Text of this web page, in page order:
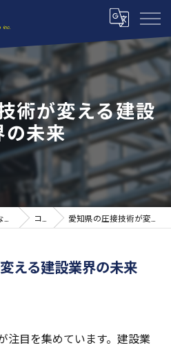
術が変える建設
の未来
コラム 愛知県の圧接技術が変える建設業界の未来
える建設業界の未来
注目を集めています。建設業